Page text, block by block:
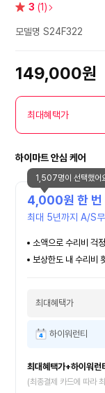
별 3 (1)
모델명 S24F322
149,000원
최대혜택가
하이마트 안심 케어
4,000원 한
최대 5년까지 A/S
소액으로 수리비 걱
보상한도 내 수리비
최대혜택가
하이워런티
최대혜택가+하이워런
(최종결제 카드에 따라
1,507명이 선택했어